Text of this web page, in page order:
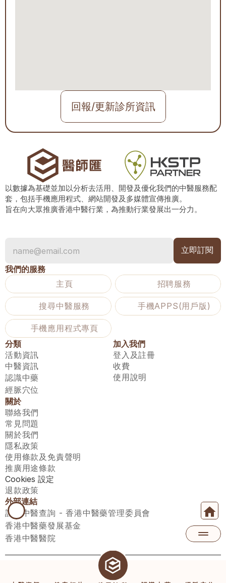
回報/更新診所資訊
以數據為基礎並加以分析去活用、開發及優化我們的中醫服務配
套，包括手機應用程式、網站開發及多媒體宣傳推廣。
旨在向大眾推廣香港中醫行業，為推動行業發展出一分力。
我們的服務
主頁
招聘服務
搜尋中醫服務 手機APPS(用戶版)
手機應用程式專頁
分類
活動資訊
中醫資訊
認識中藥
經脈穴位
加入我們
登入及註冊
收費
使用說明
關於
聯絡我們
常見問題
關於我們
隱私政策
使用條款及免責聲明
推廣用途條款
Cookies 設定
退款政策
外部連結
註冊中醫查詢 - 香港中醫藥管理委員會
香港中醫藥發展基金
香港中醫醫院
醫師匯有限公司 ECWAY LIMITED Copyright 2026© All rights
reserved. 台灣地區：統一編號：00531876 稅籍編號：A100320069